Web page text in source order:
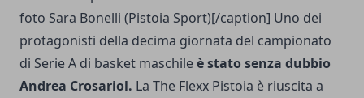
foto Sara Bonelli (Pistoia Sport)[/caption] Uno dei
protagonisti della decima giornata del campionato
di Serie A di basket maschileè stato senza dubbio
Andrea Crosariol. La The Flexx Pistoia è riuscita a